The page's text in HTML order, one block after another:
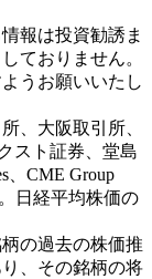
報は投資勧誘ま
ておりません。
うお願いいたし
、大阪取引所、
スト証券、堂島
、CME Group
日経平均株価の
の過去の株価推
、その銘柄の将